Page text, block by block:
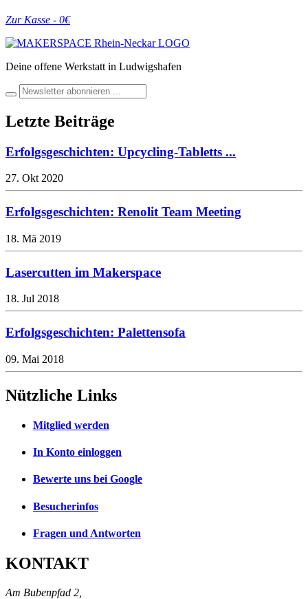
Zur Kasse - 0€
Deine offene Werkstatt in Ludwigshafen
Letzte Beiträge
Erfolgsgeschichten: Upcycling-Tabletts ...
27. Okt 2020
Erfolgsgeschichten: Renolit Team Meeting
18. Mä 2019
Lasercutten im Makerspace
18. Jul 2018
Erfolgsgeschichten: Palettensofa
09. Mai 2018
Nützliche Links
Mitglied werden
In Konto einloggen
Bewerte uns bei Google
Besucherinfos
Fragen und Antworten
KONTAKT
Am Bubenpfad 2,